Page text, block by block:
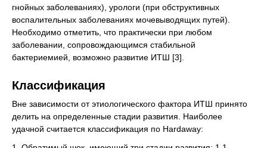
гнойных заболеваниях), урологи (при обструктивных
воспалительных заболеваниях мочевыводящих путей).
Необходимо отметить, что практически при любом
заболевании, сопровождающимся стабильной
бактериемией, возможно развитие ИТШ [3].
Классификация
Вне зависимости от этиологического фактора ИТШ принято
делить на определенные стадии развития. Наиболее
удачной считается классификация по Hardaway: